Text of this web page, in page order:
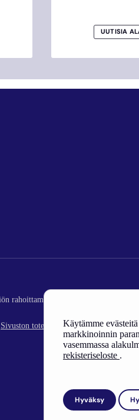
Käytämme
markkinoinnin
vasemmassa
rekisteriseloste .
Hyväksy
UUTISIA
rahoittamaa (kalatalouden
Sivuston toteutus